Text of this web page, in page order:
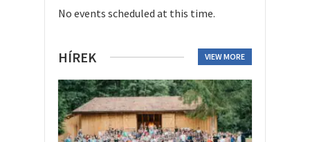
No events scheduled at this time.
HÍREK VIEW MORE